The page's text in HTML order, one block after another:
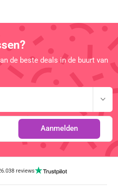
de beste deals in de buurt van
Aanmelden
reviews